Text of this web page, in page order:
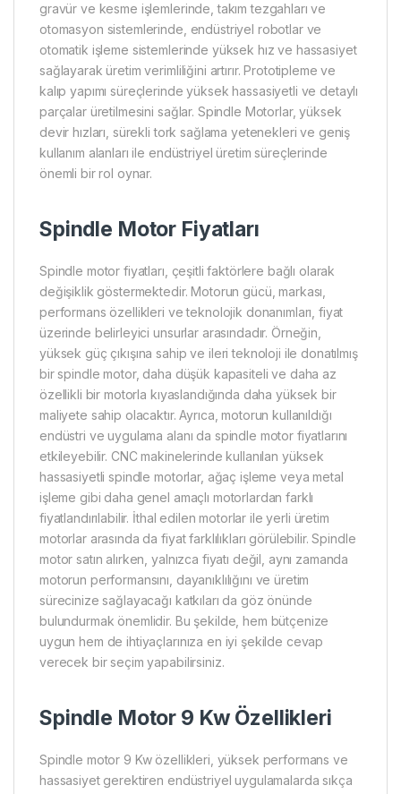
gravür ve kesme işlemlerinde, takım tezgahları ve
otomasyon sistemlerinde, endüstriyel robotlar ve
otomatik işleme sistemlerinde yüksek hız ve hassasiyet
sağlayarak üretim verimliliğini artırır. Prototipleme ve
kalıp yapımı süreçlerinde yüksek hassasiyetli ve detaylı
parçalar üretilmesini sağlar. Spindle Motorlar, yüksek
devir hızları, sürekli tork sağlama yetenekleri ve geniş
kullanım alanları ile endüstriyel üretim süreçlerinde
önemli bir rol oynar.
Spindle Motor Fiyatları
Spindle motor fiyatları, çeşitli faktörlere bağlı olarak
değişiklik göstermektedir. Motorun gücü, markası,
performans özellikleri ve teknolojik donanımları, fiyat
üzerinde belirleyici unsurlar arasındadır. Örneğin,
yüksek güç çıkışına sahip ve ileri teknoloji ile donatılmış
bir spindle motor, daha düşük kapasiteli ve daha az
özellikli bir motorla kıyaslandığında daha yüksek bir
maliyete sahip olacaktır. Ayrıca, motorun kullanıldığı
endüstri ve uygulama alanı da spindle motor fiyatlarını
etkileyebilir. CNC makinelerinde kullanılan yüksek
hassasiyetli spindle motorlar, ağaç işleme veya metal
işleme gibi daha genel amaçlı motorlardan farklı
fiyatlandırılabilir. İthal edilen motorlar ile yerli üretim
motorlar arasında da fiyat farklılıkları görülebilir. Spindle
motor satın alırken, yalnızca fiyatı değil, aynı zamanda
motorun performansını, dayanıklılığını ve üretim
sürecinize sağlayacağı katkıları da göz önünde
bulundurmak önemlidir. Bu şekilde, hem bütçenize
uygun hem de ihtiyaçlarınıza en iyi şekilde cevap
verecek bir seçim yapabilirsiniz.
Spindle Motor 9 Kw Özellikleri
Spindle motor 9 Kw özellikleri, yüksek performans ve
hassasiyet gerektiren endüstriyel uygulamalarda sıkça